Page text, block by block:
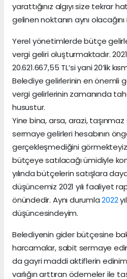
yarattığınız algıyı size tekrar
gelinen noktanın aynı
Yerel yönetimlerde bütçe
vergi geliri oluşturmaktadır.
20.621.667,55 TL’si yani 20’lik
Belediye gelirlerinin en önemli
vergi gelirlerinin zamanında
husustur.
Yine bina, arsa, arazi, taşınmaz
sermaye gelirleri hesabının
gerçekleşmediğini
bütçeye satılacağı ümidiyle
yılında bütçelerin satışlara
düşüncemiz 2021 yılı faaliyet
önündedir. Aynı durumla2022
düşüncesindeyim.
Belediyenin gider bütçesine
harcamalar, sabit sermaye
da gayri maddi aktiflerin
varlığın arttıran ödemeler ile